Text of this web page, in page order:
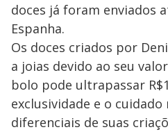
doces já foram enviados
Espanha.
Os doces criados por
a joias devido ao seu
bolo pode ultrapassar
exclusividade e o
diferenciais de suas